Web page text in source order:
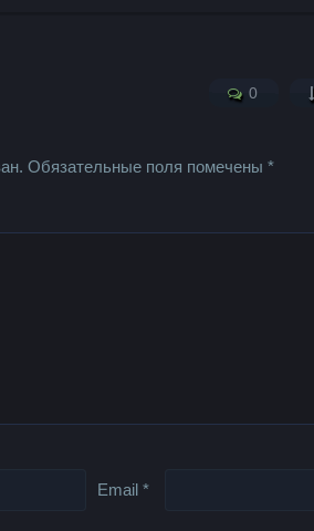
0
Обязательные поля помечены*
Email*